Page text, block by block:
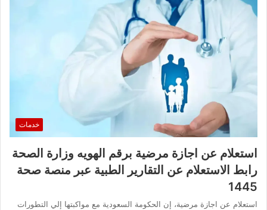
خدمات
استعلام عن اجازة مرضية برقم الهويه وزارة الصحة
رابط الاستعلام عن التقارير الطبية عبر منصة صحة
1445
استعلام عن اجازة مرضية، إن الحكومة السعودية مع مواكبتها إلي التطورات